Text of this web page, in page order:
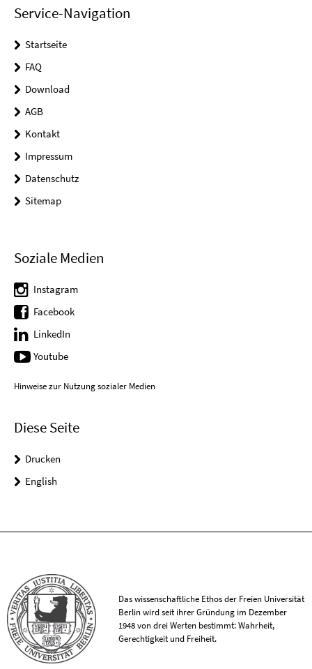
Service-Navigation
Startseite
FAQ
Download
AGB
Kontakt
Impressum
Datenschutz
Sitemap
Soziale Medien
Instagram
Facebook
LinkedIn
Youtube
Hinweise zur Nutzung sozialer Medien
Diese Seite
Drucken
English
Das wissenschaftliche Ethos der Freien Universität
Berlin wird seit ihrer Gründung im Dezember
1948 von drei Werten bestimmt: Wahrheit,
Gerechtigkeit und Freiheit.